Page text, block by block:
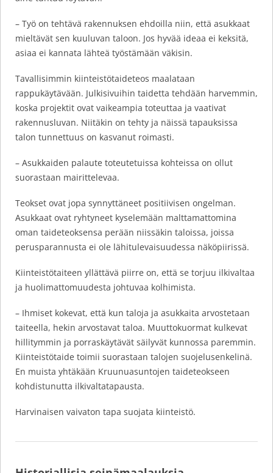
– Työ on tehtävä rakennuksen ehdoilla niin, että asukkaat
mieltävät sen kuuluvan taloon. Jos hyvää ideaa ei keksitä,
asiaa ei kannata lähteä työstämään väkisin.
Tavallisimmin kiinteistötaideteos maalataan
rappukäytävään. Julkisivuihin taidetta tehdään harvemmin,
koska projektit ovat vaikeampia toteuttaa ja vaativat
rakennusluvan. Niitäkin on tehty ja näissä tapauksissa
talon tunnettuus on kasvanut roimasti.
– Asukkaiden palaute toteutetuissa kohteissa on ollut
suorastaan mairittelevaa.
Teokset ovat jopa synnyttäneet positiivisen ongelman.
Asukkaat ovat ryhtyneet kyselemään malttamattomina
oman taideteoksensa perään niissäkin taloissa, joissa
perusparannusta ei ole lähitulevaisuudessa näköpiirissä.
Kiinteistötaiteen yllättävä piirre on, että se torjuu ilkivaltaa
ja huolimattomuudesta johtuvaa kolhimista.
– Ihmiset kokevat, että kun taloja ja asukkaita arvostetaan
taiteella, hekin arvostavat taloa. Muuttokuormat kulkevat
hillitymmin ja porraskäytävät säilyvät kunnossa paremmin.
Kiinteistötaide toimii suorastaan talojen suojelusenkelinä.
En muista yhtäkään Kruunuasuntojen taideteokseen
kohdistunutta ilkivaltatapausta.
Harvinaisen vaivaton tapa suojata kiinteistö.